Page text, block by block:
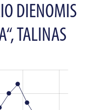
DIENOMIS
TALINAS